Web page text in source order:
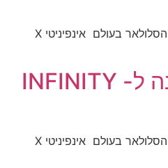
תיקון שקע טעינה לכל מכשירי הסלולאר בעולם אינפיניטי X
תיקון שקע טעינה ל- INFINITY
תיקון שקע טעינה לכל מכשירי הסלולאר בעולם אינפיניטי X